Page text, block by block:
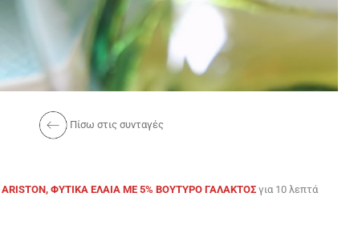
Πίσω στις συνταγές
ARISTON, ΦΥΤΙΚΑ ΕΛΑΙΑ ME 5% BOYTYΡΟ ΓΑΛΑΚΤΟΣγια 10 λεπτά